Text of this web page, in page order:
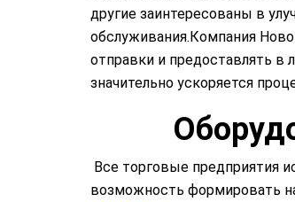
другие заинтересованы в
обслуживания.Компания
отправки и предоставлять
значительно ускоряется
Все торговые предприятия
возможность формировать